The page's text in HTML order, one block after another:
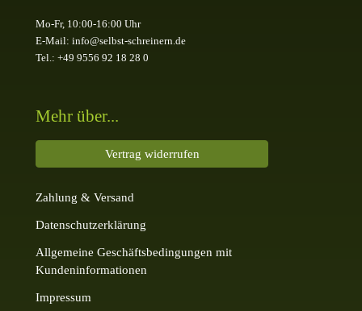
Mo-Fr, 10:00-16:00 Uhr
E-Mail: info@selbst-schreinern.de
Tel.: +49 9556 92 18 28 0
Mehr über...
Vertrag widerrufen
Zahlung & Versand
Datenschutzerklärung
Allgemeine Geschäftsbedingungen mit
Kundeninformationen
Impressum